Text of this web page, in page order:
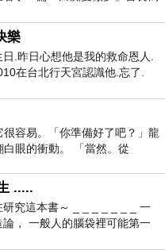
:安靜片刻
指導棋」
時瘋狂愛上
樂
.昨日心想他是我的救命恩人.
在台北行天宮認識他.忘了.
學
容易。「你準備好了吧？」龍
眼的衝動。 「當然。從
.....
究這本書～ _ _ _ _ _ _ _ 一
， 一般人的腦袋裡可能第一
科